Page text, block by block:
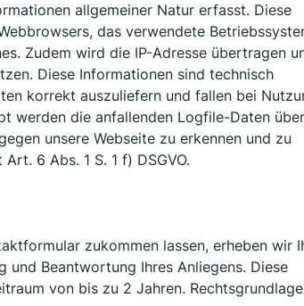
allgemeiner Natur erfasst. Diese
das verwendete
Zudem wird die IP-Adresse übertragen
Diese Informationen sind technisch
korrekt auszuliefern und fallen bei
werden die anfallenden Logfile-Daten
unsere Webseite zu erkennen und zu
6 Abs. 1 S. 1 f) DSGVO.
zukommen lassen, erheben wir
Beantwortung Ihres Anliegens. Diese
von bis zu 2 Jahren.